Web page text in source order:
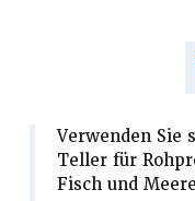
Verwenden Sie
Teller für
Fisch und